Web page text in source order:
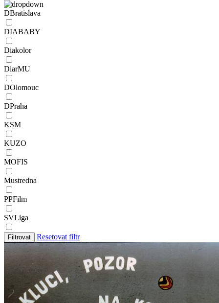
DBratislava
DIABABY
Diakolor
DiarMU
DOlomouc
DPraha
KSM
KUZO
MOFIS
Mustredna
PPFilm
SVLiga
Filtrovat Resetovat filtr